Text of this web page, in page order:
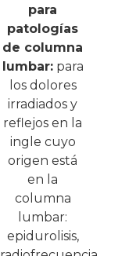
para
patologías
de columna
lumbar:para
los dolores
irradiados y
reflejos en la
ingle cuyo
origen está
en la
columna
lumbar:
epidurolisis,